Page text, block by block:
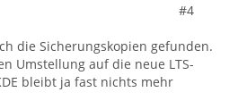
#4
die Sicherungskopien gefunden.
Umstellung auf die neue LTS-
bleibt ja fast nichts mehr